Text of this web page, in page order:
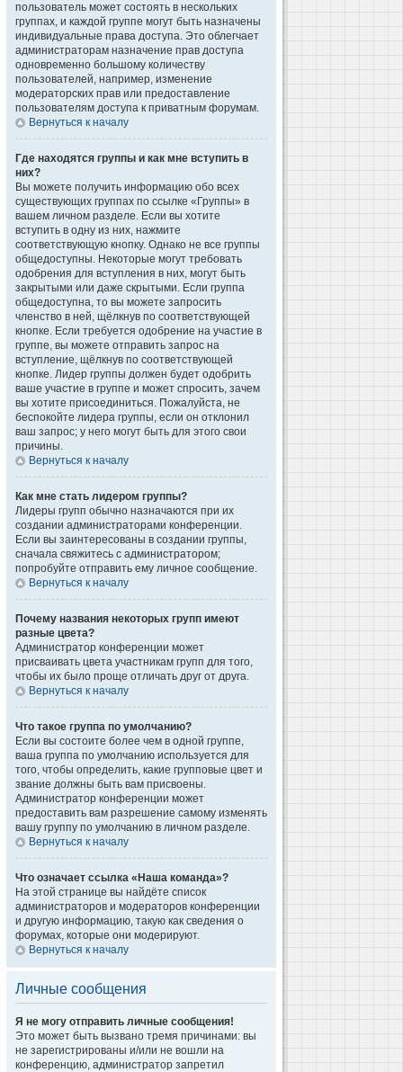
пользователь может состоять в нескольких
группах, и каждой группе могут быть назначены
индивидуальные права доступа. Это облегчает
администраторам назначение прав доступа
одновременно большому количеству
пользователей, например, изменение
модераторских прав или предоставление
пользователям доступа к приватным форумам.
Вернуться к началу
Где находятся группы и как мне вступить в
них?
Вы можете получить информацию обо всех
существующих группах по ссылке «Группы» в
вашем личном разделе. Если вы хотите
вступить в одну из них, нажмите
соответствующую кнопку. Однако не все группы
общедоступны. Некоторые могут требовать
одобрения для вступления в них, могут быть
закрытыми или даже скрытыми. Если группа
общедоступна, то вы можете запросить
членство в ней, щёлкнув по соответствующей
кнопке. Если требуется одобрение на участие в
группе, вы можете отправить запрос на
вступление, щёлкнув по соответствующей
кнопке. Лидер группы должен будет одобрить
ваше участие в группе и может спросить, зачем
вы хотите присоединиться. Пожалуйста, не
беспокойте лидера группы, если он отклонил
ваш запрос; у него могут быть для этого свои
причины.
Вернуться к началу
Как мне стать лидером группы?
Лидеры групп обычно назначаются при их
создании администраторами конференции.
Если вы заинтересованы в создании группы,
сначала свяжитесь с администратором;
попробуйте отправить ему личное сообщение.
Вернуться к началу
Почему названия некоторых групп имеют
разные цвета?
Администратор конференции может
присваивать цвета участникам групп для того,
чтобы их было проще отличать друг от друга.
Вернуться к началу
Что такое группа по умолчанию?
Если вы состоите более чем в одной группе,
ваша группа по умолчанию используется для
того, чтобы определить, какие групповые цвет и
звание должны быть вам присвоены.
Администратор конференции может
предоставить вам разрешение самому изменять
вашу группу по умолчанию в личном разделе.
Вернуться к началу
Что означает ссылка «Наша команда»?
На этой странице вы найдёте список
администраторов и модераторов конференции
и другую информацию, такую как сведения о
форумах, которые они модерируют.
Вернуться к началу
Личные сообщения
Я не могу отправить личные сообщения!
Это может быть вызвано тремя причинами: вы
не зарегистрированы и/или не вошли на
конференцию, администратор запретил